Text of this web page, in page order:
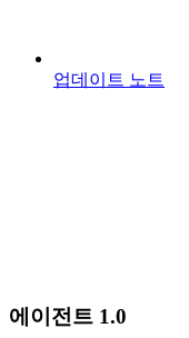
업데이트 노트
에이전트 1.0